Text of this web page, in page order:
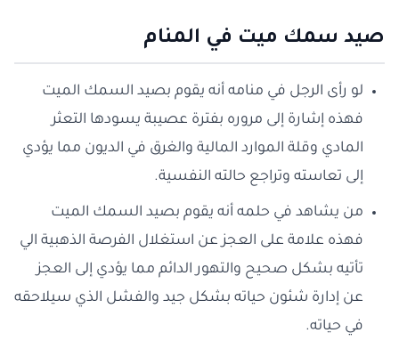
صيد سمك ميت في المنام
لو رأى الرجل في منامه أنه يقوم بصيد السمك الميت
فهذه إشارة إلى مروره بفترة عصيبة يسودها التعثر
المادي وقلة الموارد المالية والغرق في الديون مما يؤدي
إلى تعاسته وتراجع حالته النفسية.
من يشاهد في حلمه أنه يقوم بصيد السمك الميت
فهذه علامة على العجز عن استغلال الفرصة الذهبية الي
تأتيه بشكل صحيح والتهور الدائم مما يؤدي إلى العجز
عن إدارة شئون حياته بشكل جيد والفشل الذي سيلاحقه
في حياته.